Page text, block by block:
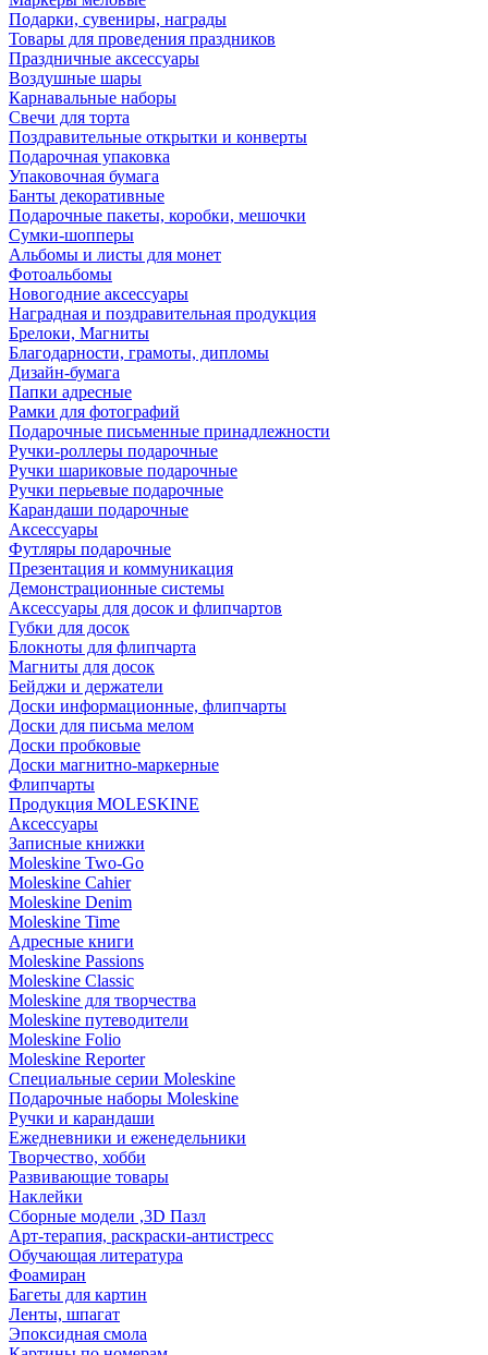
Подарки, сувениры, награды
Товары для проведения праздников
Праздничные аксессуары
Воздушные шары
Карнавальные наборы
Свечи для торта
Поздравительные открытки и конверты
Подарочная упаковка
Упаковочная бумага
Банты декоративные
Подарочные пакеты, коробки, мешочки
Сумки-шопперы
Альбомы и листы для монет
Фотоальбомы
Новогодние аксессуары
Наградная и поздравительная продукция
Брелоки, Магниты
Благодарности, грамоты, дипломы
Дизайн-бумага
Папки адресные
Рамки для фотографий
Подарочные письменные принадлежности
Ручки-роллеры подарочные
Ручки шариковые подарочные
Ручки перьевые подарочные
Карандаши подарочные
Аксессуары
Футляры подарочные
Презентация и коммуникация
Демонстрационные системы
Аксессуары для досок и флипчартов
Губки для досок
Блокноты для флипчарта
Магниты для досок
Бейджи и держатели
Доски информационные, флипчарты
Доски для письма мелом
Доски пробковые
Доски магнитно-маркерные
Флипчарты
Продукция MOLESKINE
Аксессуары
Записные книжки
Moleskine Two-Go
Moleskine Cahier
Moleskine Denim
Moleskine Time
Адресные книги
Moleskine Passions
Moleskine Classic
Moleskine для творчества
Moleskine путеводители
Moleskine Folio
Moleskine Reporter
Специальные серии Moleskine
Подарочные наборы Moleskine
Ручки и карандаши
Ежедневники и еженедельники
Творчество, хобби
Развивающие товары
Наклейки
Сборные модели ,3D Пазл
Арт-терапия, раскраски-антистресс
Обучающая литература
Фоамиран
Багеты для картин
Ленты, шпагат
Эпоксидная смола